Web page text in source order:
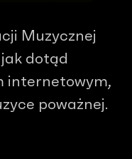
Muzycznej
dotąd
internetowym,
poważnej.